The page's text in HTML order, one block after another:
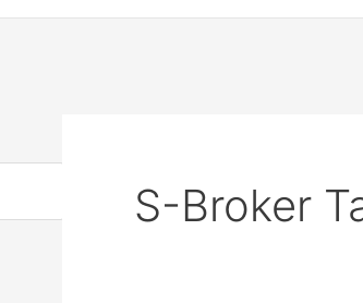
Suchen
S-Broker